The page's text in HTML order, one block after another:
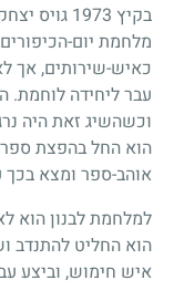
בקיץ 1973 גויס
מלחמת יום-
כאיש-שירותים, אך
עבר ליחידה לוחמת.
וכשהשיג זאת היה
הוא החל בהפצת
אוהב-ספר ומצא בכך
למלחמת לבנון הוא
הוא החליט להתנדב
איש חימוש, וביצע